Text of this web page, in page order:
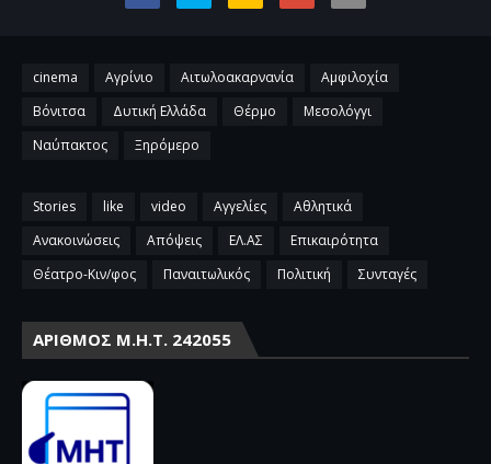
cinema Αγρίνιο Αιτωλοακαρνανία
Αμφιλοχία
Βόνιτσα
Δυτική Ελλάδα Θέρμο
Μεσολόγγι
Ναύπακτος
Ξηρόμερο
Stories like video Αγγελίες
Αθλητικά
Ανακοινώσεις
Απόψεις ΕΛ.ΑΣ
Επικαιρότητα
Θέατρο-Κιν/φος
Παναιτωλικός Πολιτική Συνταγές
ΑΡΙΘΜΌΣ Μ.Η.Τ. 242055